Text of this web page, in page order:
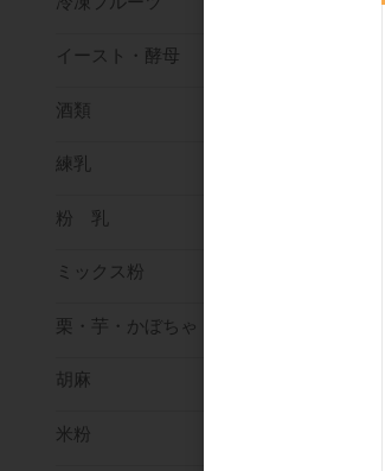
イースト・酵母
酒類
練乳
粉 乳
ミックス粉
栗・芋・かぼちゃ
胡麻
米粉